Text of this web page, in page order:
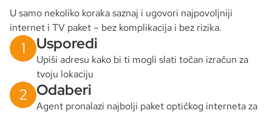
U samo nekoliko koraka saznaj i ugovori najpovoljniji
internet i TV paket – bez komplikacija i bez rizika.
1 Usporedi
Upiši adresu kako bi ti mogli slati točan izračun za
tvoju lokaciju
2 Odaberi
Agent pronalazi najbolji paket optičkog interneta za